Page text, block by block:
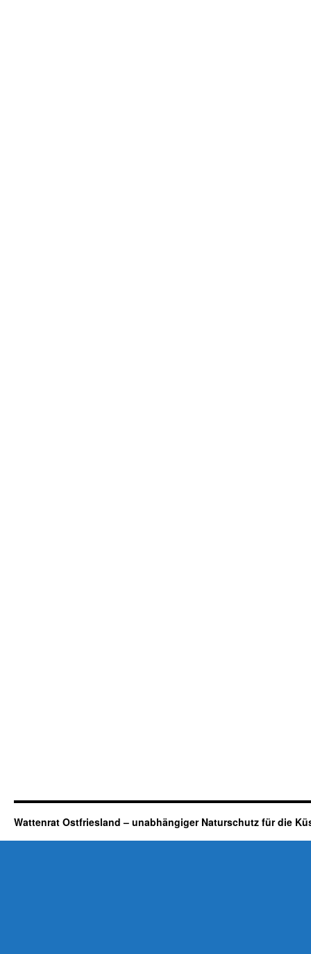
Wattenrat Ostfriesland – unabhängiger Naturschutz für die